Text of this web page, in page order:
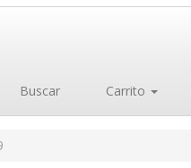
Buscar Carrito